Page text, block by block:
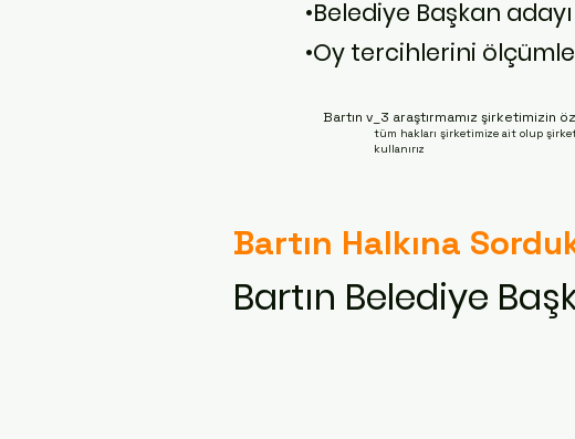
•Belediye Başkan
•Oy tercihlerini
Bartın v_3 araştırmamız şirketimizin
tüm hakları şirketimize ait olup
kullanırız
Bartın Halkına
Bartın Belediye